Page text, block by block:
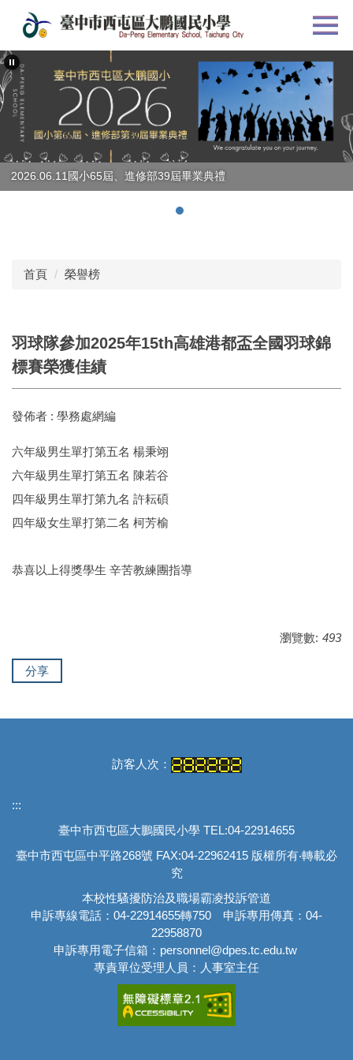
要
內
容
區
2026.06.11國小65屆、進修部39屆畢業典禮
首頁 榮譽榜
羽球隊參加2025年15th高雄港都盃全國羽球錦
標賽榮獲佳績
發佈者 : 學務處網編
六年級男生單打第五名 楊秉翊
六年級男生單打第五名 陳若谷
四年級男生單打第九名 許耘碩
四年級女生單打第二名 柯芳榆
恭喜以上得獎學生 辛苦教練團指導
瀏覽數: 493
分享
訪客人次：
:::
臺中市西屯區大鵬國民小學 TEL:04-22914655
臺中市西屯區中平路268號 FAX:04-22962415 版權所有‧轉載必
究
本校性騷擾防治及職場霸凌投訴管道
申訴專線電話：04-22914655轉750 申訴專用傳真：04-
22958870
申訴專用電子信箱：personnel@dpes.tc.edu.tw
專責單位受理人員：人事室主任